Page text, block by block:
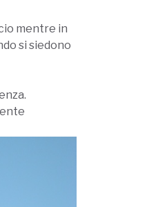
mentre in
si siedono